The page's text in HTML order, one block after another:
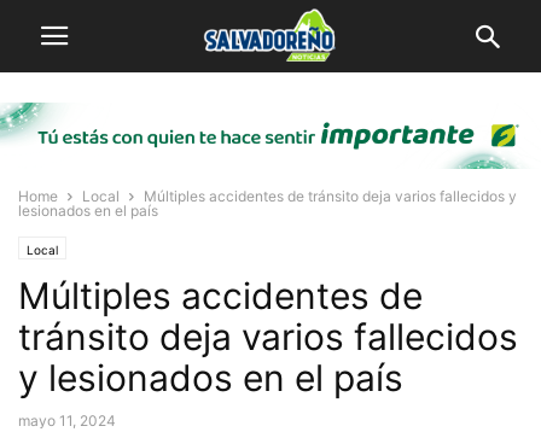
Home Local
Múltiples accidentes de tránsito deja varios fallecidos y
lesionados en el país
Local
Múltiples accidentes de
tránsito deja varios fallecidos
y lesionados en el país
mayo 11, 2024